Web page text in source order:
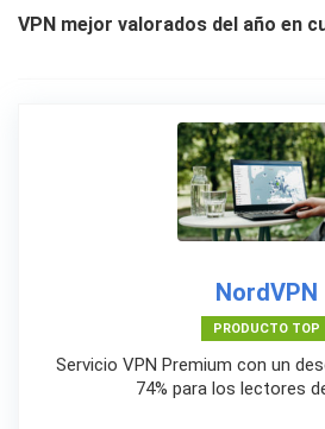
VPN mejor valorados del año en
NordVPN
PRODUCTO TOP
Servicio VPN Premium con un
74% para los lectores